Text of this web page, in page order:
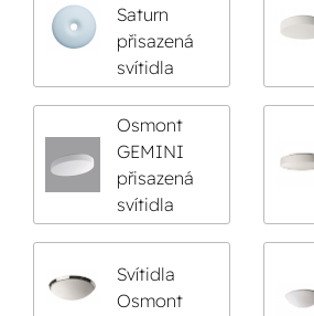
Saturn
přisazená
svítidla
Osmont
GEMINI
přisazená
svítidla
Svítidla
Osmont